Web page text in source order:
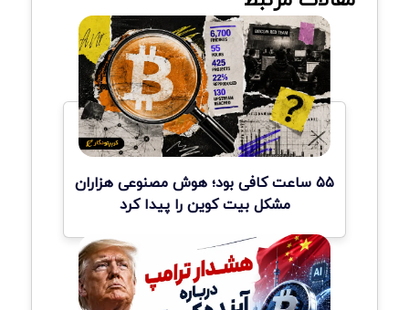
۵۵ ساعت کافی بود؛ هوش مصنوعی هزاران
مشکل بیت کوین را پیدا کرد